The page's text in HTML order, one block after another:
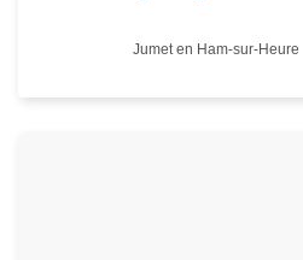
Plaats
Jumet en Ham-sur-Heure